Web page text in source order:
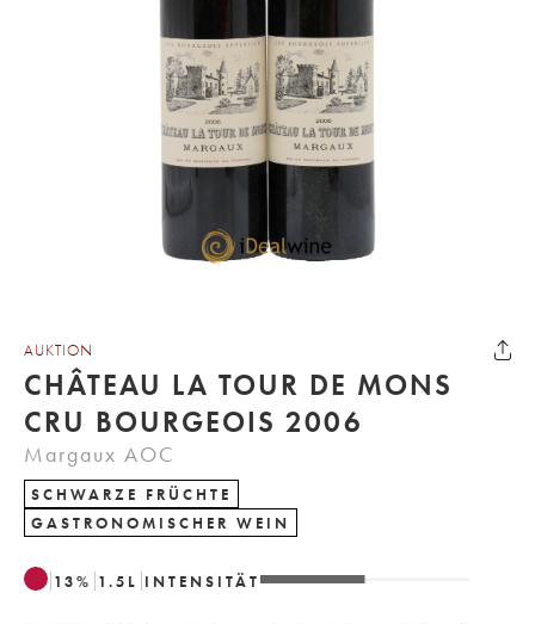
AUKTION
CHÂTEAU LA TOUR DE MONS
CRU BOURGEOIS 2006
Margaux AOC
SCHWARZE FRÜCHTE
GASTRONOMISCHER WEIN
13% 1.5 L INTENSITÄT